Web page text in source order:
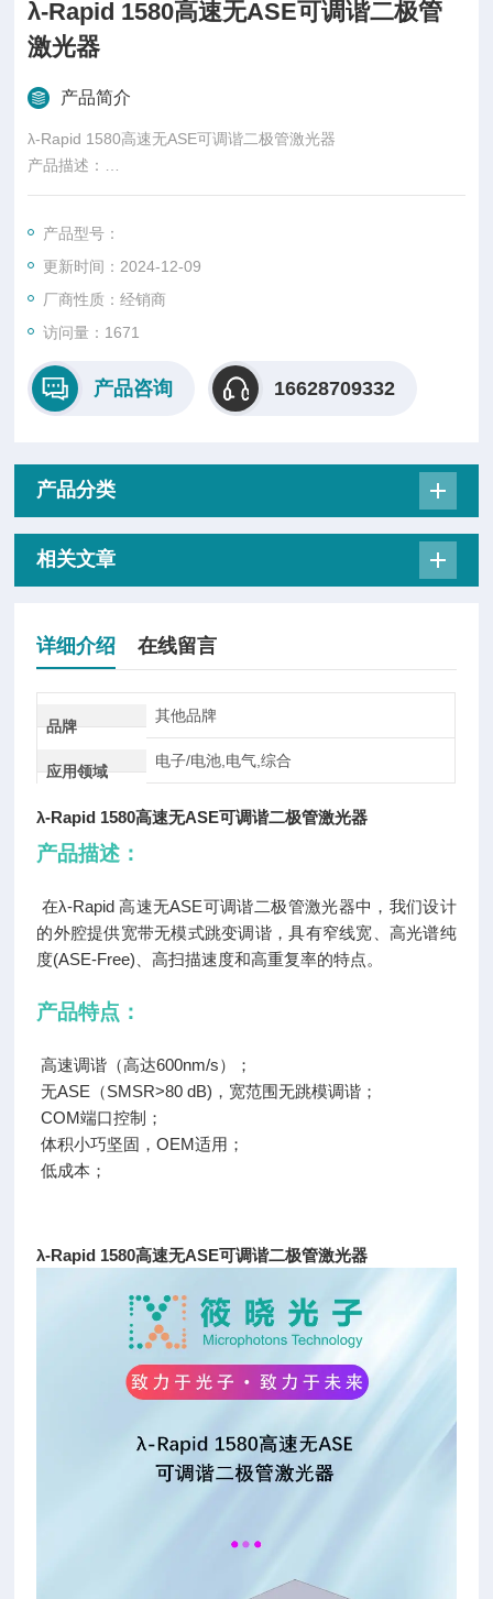
λ-Rapid 1580高速无ASE可调谐二极管
激光器
产品简介
λ-Rapid 1580高速无ASE可调谐二极管激光器
产品描述：
提供宽带无模式跳变调谐，具有窄线宽、高光谱纯度(ASE-Fre
e)、高扫描速度和高重复率的特点。
产品型号：
更新时间：2024-12-09
厂商性质：经销商
访问量：1671
产品咨询 16628709332
产品分类
相关文章
详细介绍 在线留言
品牌
其他品牌
应用领域
电子/电池,电气,综合
λ-Rapid 1580高速无ASE可调谐二极管激光器
产品描述：
在λ-Rapid 高速无ASE可调谐二极管激光器中，我们设计
的外腔提供宽带无模式跳变调谐，具有窄线宽、高光谱纯
度(ASE-Free)、高扫描速度和高重复率的特点。
产品特点：
高速调谐（高达600nm/s）；
无ASE（SMSR>80 dB)，宽范围无跳模调谐；
COM端口控制；
体积小巧坚固，OEM适用；
低成本；
λ-Rapid 1580高速无ASE可调谐二极管激光器